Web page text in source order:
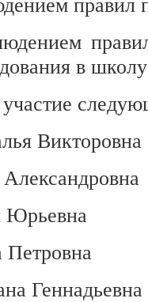
в
Викторовна
Юрьевна
Геннадьевна